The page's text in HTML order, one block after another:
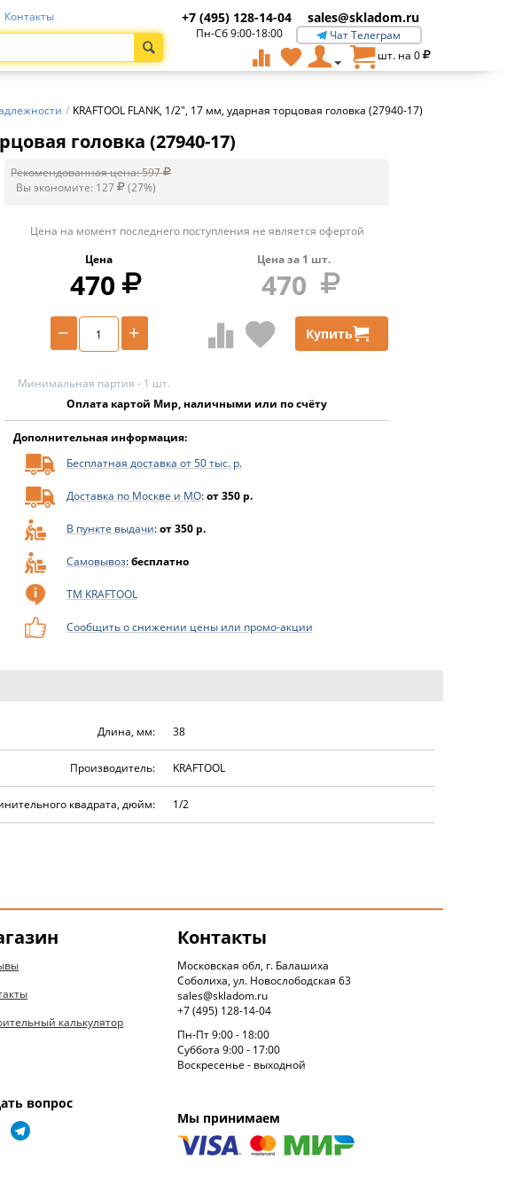
Контакты +7 (495) 128-14-04 sales@skladom.ru
Пн-Сб 9:00-18:00
Чат Телеграм
шт. на 0
/ KRAFTOOL FLANK, 1/2″, 17 мм, ударная торцовая головка (27940-17)
головка (27940-17)
Рекомендованная цена:597
Вы экономите: 127 (27%)
Цена на момент последнего поступления не является офертой
Цена
470
Цена за 1 шт.
470
+
− Купить
Минимальная партия - 1 шт.
Оплата картой Мир, наличными или по счёту
Дополнительная информация:
Бесплатная доставка от 50 тыс. р.
Доставка по Москве и МО:от 350 р.
В пункте выдачи:от 350 р.
Самовывоз:бесплатно
ТМ KRAFTOOL
Сообщить о снижении цены или промо-акции
Длина, мм: 38
Производитель: KRAFTOOL
квадрата, дюйм: 1/2
калькулятор
вопрос
Контакты
Московская обл, г. Балашиха
Соболиха, ул. Новослободская 63
sales@skladom.ru
+7 (495) 128-14-04
Пн-Пт 9:00 - 18:00
Суббота 9:00 - 17:00
Воскресенье - выходной
Мы принимаем